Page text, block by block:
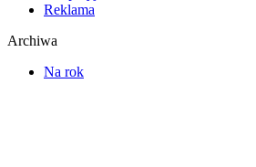
Reklama
Archiwa
Na rok